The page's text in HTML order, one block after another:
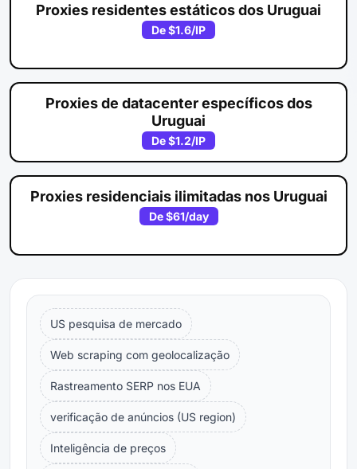
Proxies residentes estáticos dos Uruguai
De$1.6/IP
Proxies de datacenter específicos dos
Uruguai
De$1.2/IP
Proxies residenciais ilimitadas nos Uruguai
De$61/day
US pesquisa de mercado
Web scraping com geolocalização
Rastreamento SERP nos EUA
verificação de anúncios (US region)
Inteligência de preços